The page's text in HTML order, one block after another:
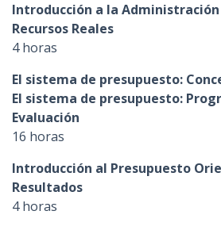
Introducción a la
Recursos Reales
4 horas
El sistema de presupuesto:
El sistema de presupuesto:
Evaluación
16 horas
Introducción al Presupuesto
Resultados
4 horas